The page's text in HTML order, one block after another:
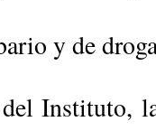
y de
Instituto,